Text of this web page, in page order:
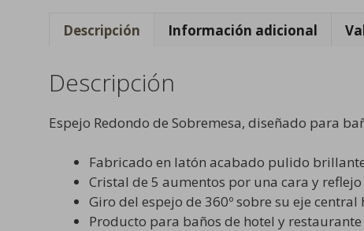
Descripción Información adicional
Descripción
Espejo Redondo de Sobremesa, diseñado para
Fabricado en latón acabado pulido
Cristal de 5 aumentos por una cara y
Giro del espejo de 360º sobre su eje central
Producto para baños de hotel y restaurante